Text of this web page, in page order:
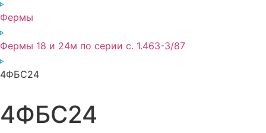
Фермы
Фермы 18 и 24м по серии с. 1.463-3/87
4ФБС24
4ФБС24